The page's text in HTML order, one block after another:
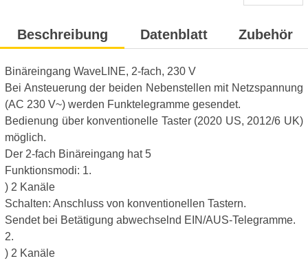
Beschreibung Datenblatt Zubehör
Binäreingang WaveLINE, 2-fach, 230 V
Bei Ansteuerung der beiden Nebenstellen mit Netzspannung
(AC 230 V~) werden Funktelegramme gesendet.
Bedienung über konventionelle Taster (2020 US, 2012/6 UK)
möglich.
Der 2-fach Binäreingang hat 5
Funktionsmodi: 1.
) 2 Kanäle
Schalten: Anschluss von konventionellen Tastern.
Sendet bei Betätigung abwechselnd EIN/AUS-Telegramme.
2.
) 2 Kanäle